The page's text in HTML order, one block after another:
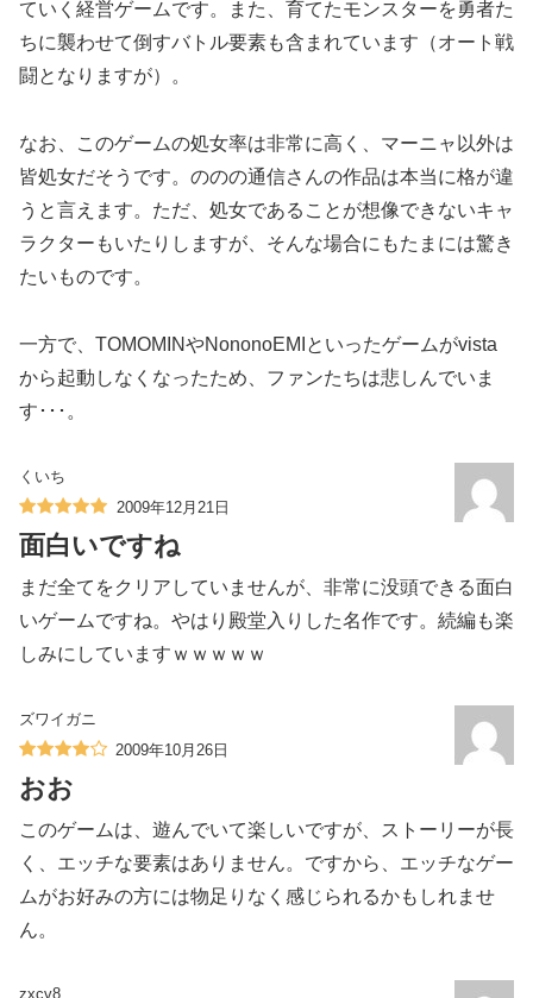
ていく経営ゲームです。また、育てたモンスターを勇者た
ちに襲わせて倒すバトル要素も含まれています（オート戦
闘となりますが）。
なお、このゲームの処女率は非常に高く、マーニャ以外は
皆処女だそうです。ののの通信さんの作品は本当に格が違
うと言えます。ただ、処女であることが想像できないキャ
ラクターもいたりしますが、そんな場合にもたまには驚き
たいものです。
一方で、TOMOMINやNononoEMIといったゲームがvista
から起動しなくなったため、ファンたちは悲しんでいま
す･･･。
くいち
2009年12月21日
面白いですね
まだ全てをクリアしていませんが、非常に没頭できる面白
いゲームですね。やはり殿堂入りした名作です。続編も楽
しみにしていますｗｗｗｗｗ
ズワイガニ
2009年10月26日
おお
このゲームは、遊んでいて楽しいですが、ストーリーが長
く、エッチな要素はありません。ですから、エッチなゲー
ムがお好みの方には物足りなく感じられるかもしれませ
ん。
zxcv8